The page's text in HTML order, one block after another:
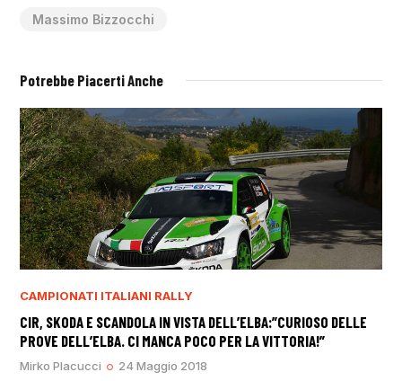
Massimo Bizzocchi
Potrebbe Piacerti Anche
CAMPIONATI ITALIANI RALLY
CIR, SKODA E SCANDOLA IN VISTA DELL’ELBA:”CURIOSO DELLE
PROVE DELL’ELBA. CI MANCA POCO PER LA VITTORIA!”
Mirko Placucci 24 Maggio 2018